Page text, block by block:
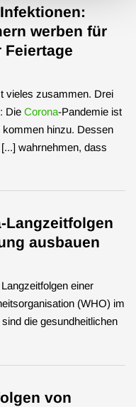
werben für
Feiertage
vieles zusammen. Drei
Die Corona-Pandemie ist
hinzu. Dessen
wahrnehmen, dass
Langzeitfolgen
ausbauen
einer
(WHO) im
die gesundheitlichen
von